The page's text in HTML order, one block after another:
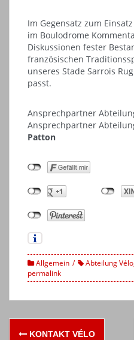
Im Gegensatz zum
im Boulodrome
Diskussionen fester
französischen
unseres Stade Sarrois
passt.
Ansprechpartner
Ansprechpartner
Patton
Allgemein Abteilung Vélo,
permalink
Post
KONTAKT VÉLO